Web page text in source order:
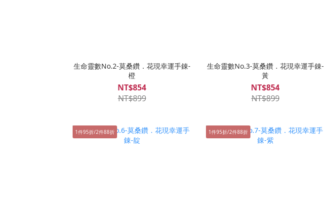
生命靈數No.2-莫桑鑽．花現幸運手錬-
橙
NT$854
NT$899
生命靈數No.3-莫桑鑽．花現幸運手錬-
黃
NT$854
NT$899
1件95折/2件88折 1件95折/2件88折